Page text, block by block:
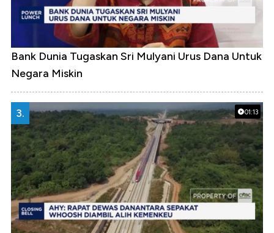
Bank Dunia Tugaskan Sri Mulyani Urus Dana Untuk
Negara Miskin
01:13
3.